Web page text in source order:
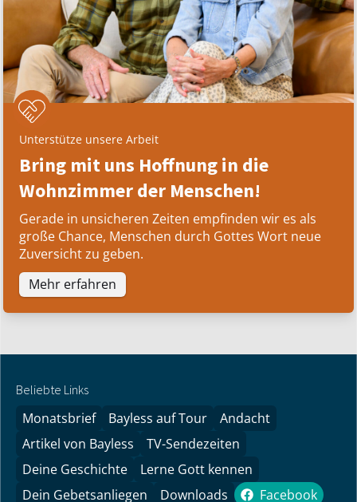
Unterstütze unsere Arbeit
Bring mit uns Hoffnung in die
Wohnzimmer der Menschen!
Gerade in unsicheren Zeiten empfinden wir es als
große Chance, Menschen durch Gottes Wort neue
Zuversicht zu geben.
Mehr erfahren
Beliebte Links
Monatsbrief Bayless auf Tour
Andacht
Artikel von Bayless
TV-Sendezeiten
Deine Geschichte
Lerne Gott kennen
Dein Gebetsanliegen
Downloads Facebook